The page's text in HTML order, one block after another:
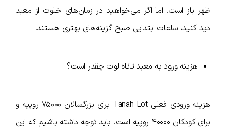
ظهر باز است. اما اگر می‌خواهید در زمان‌های خلوت از معبد
دید کنید، ساعات ابتدایی صبح گزینه‌های بهتری هستند.
هزینه ورود به معبد تاناه لوت چقدر است؟
هزینه ورودی فعلی Tanah Lot برای بزرگسالان ۷۵۰۰۰ روپیه و
برای کودکان ۴۰۰۰۰ روپیه است. باید توجه داشته باشیم که این